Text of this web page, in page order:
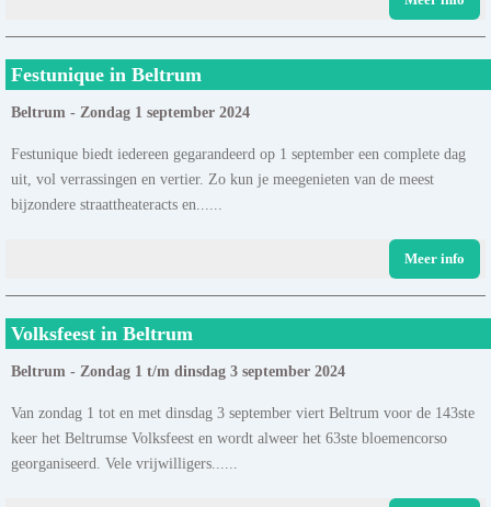
Festunique in Beltrum
Beltrum - Zondag 1 september 2024
Festunique biedt iedereen gegarandeerd op 1 september een complete dag
uit, vol verrassingen en vertier. Zo kun je meegenieten van de meest
bijzondere straattheateracts en......
Meer info
Volksfeest in Beltrum
Beltrum - Zondag 1 t/m dinsdag 3 september 2024
Van zondag 1 tot en met dinsdag 3 september viert Beltrum voor de 143ste
keer het Beltrumse Volksfeest en wordt alweer het 63ste bloemencorso
georganiseerd. Vele vrijwilligers......